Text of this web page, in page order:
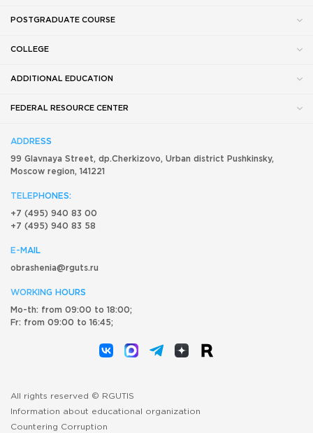
POSTGRADUATE COURSE
COLLEGE
ADDITIONAL EDUCATION
FEDERAL RESOURCE CENTER
ADDRESS
99 Glavnaya Street, dp.Cherkizovo, Urban district Pushkinsky,
Moscow region, 141221
TELEPHONES:
+7 (495) 940 83 00
+7 (495) 940 83 58
E-MAIL
obrashenia@rguts.ru
WORKING HOURS
Mo-th: from 09:00 to 18:00;
Fr: from 09:00 to 16:45;
All rights reserved © RGUTIS
Information about educational organization
Countering Corruption